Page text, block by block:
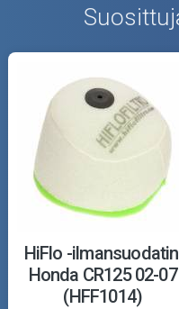
HiFlo -
Honda CR125 02-07
(HFF1014)